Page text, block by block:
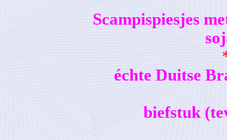
Scampispiesjes
échte Duitse
biefstuk